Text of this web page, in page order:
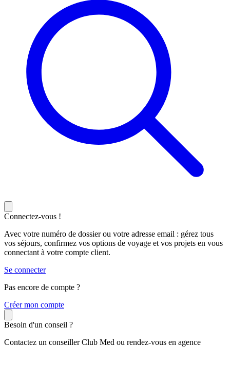
Connectez-vous !
Avec votre numéro de dossier ou votre adresse email : gérez tous
vos séjours, confirmez vos options de voyage et vos projets en vous
connectant à votre compte client.
Se connecter
Pas encore de compte ?
Créer mon compte
Besoin d'un conseil ?
Contactez un conseiller Club Med ou rendez-vous en agence